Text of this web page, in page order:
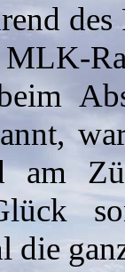
am
die